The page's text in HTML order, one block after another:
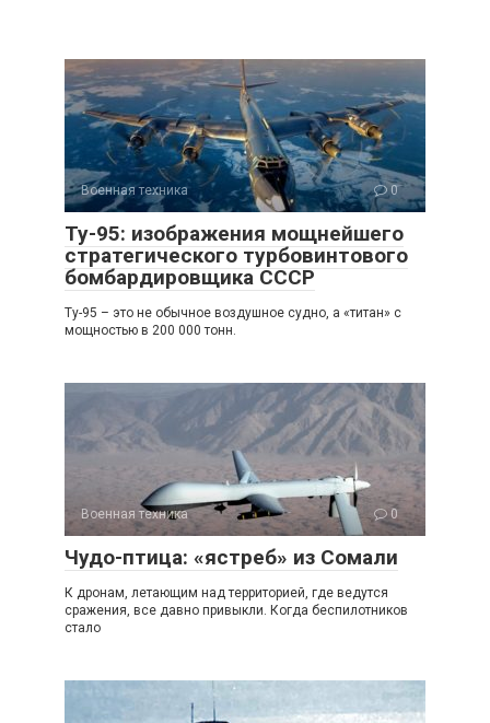
Военная техника 0
Ту-95: изображения мощнейшего
стратегического турбовинтового
бомбардировщика СССР
Ту-95 – это не обычное воздушное судно, а «титан» с
мощностью в 200 000 тонн.
Военная техника 0
Чудо-птица: «ястреб» из Сомали
К дронам, летающим над территорией, где ведутся
сражения, все давно привыкли. Когда беспилотников
стало